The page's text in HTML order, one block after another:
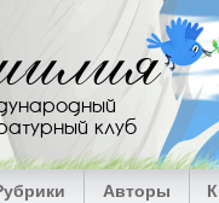
клуб
Авторы